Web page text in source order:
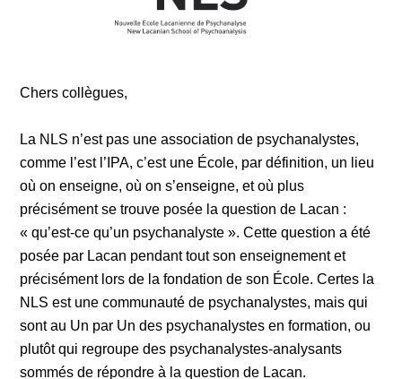
Chers collègues,
La NLS n’est pas une association de psychanalystes,
comme l’est l’IPA, c’est une École, par définition, un lieu
où on enseigne, où on s’enseigne, et où plus
précisément se trouve posée la question de Lacan :
« qu’est-ce qu’un psychanalyste ». Cette question a été
posée par Lacan pendant tout son enseignement et
précisément lors de la fondation de son École. Certes la
NLS est une communauté de psychanalystes, mais qui
sont au Un par Un des psychanalystes en formation, ou
plutôt qui regroupe des psychanalystes-analysants
sommés de répondre à la question de Lacan.